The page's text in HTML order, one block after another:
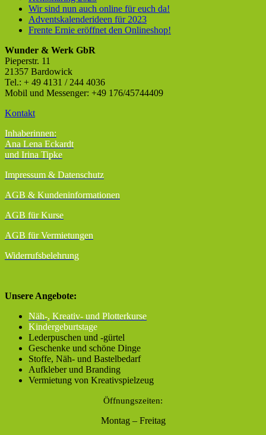
Wir sind nun auch online für euch da!
Adventskalenderideen für 2023
Frente Ernie eröffnet den Onlineshop!
Wunder & Werk GbR
Pieperstr. 11
21357 Bardowick
Tel.: + 49 4131 / 244 4036
Mobil und Messenger: +49 176/45744409
Kontakt
Inhaberinnen:
Ana Lena Eckardt
und Irina Tipke
Impressum & Datenschutz
AGB & Kundeninformationen
AGB für Kurse
AGB für Vermietungen
Widerrufsbelehrung
Unsere Angebote:
Näh-, Kreativ- und Plotterkurse
Kindergeburtstage
Lederpuschen und -gürtel
Geschenke und schöne Dinge
Stoffe, Näh- und Bastelbedarf
Aufkleber und Branding
Vermietung von Kreativspielzeug
Öffnungszeiten:
Montag – Freitag